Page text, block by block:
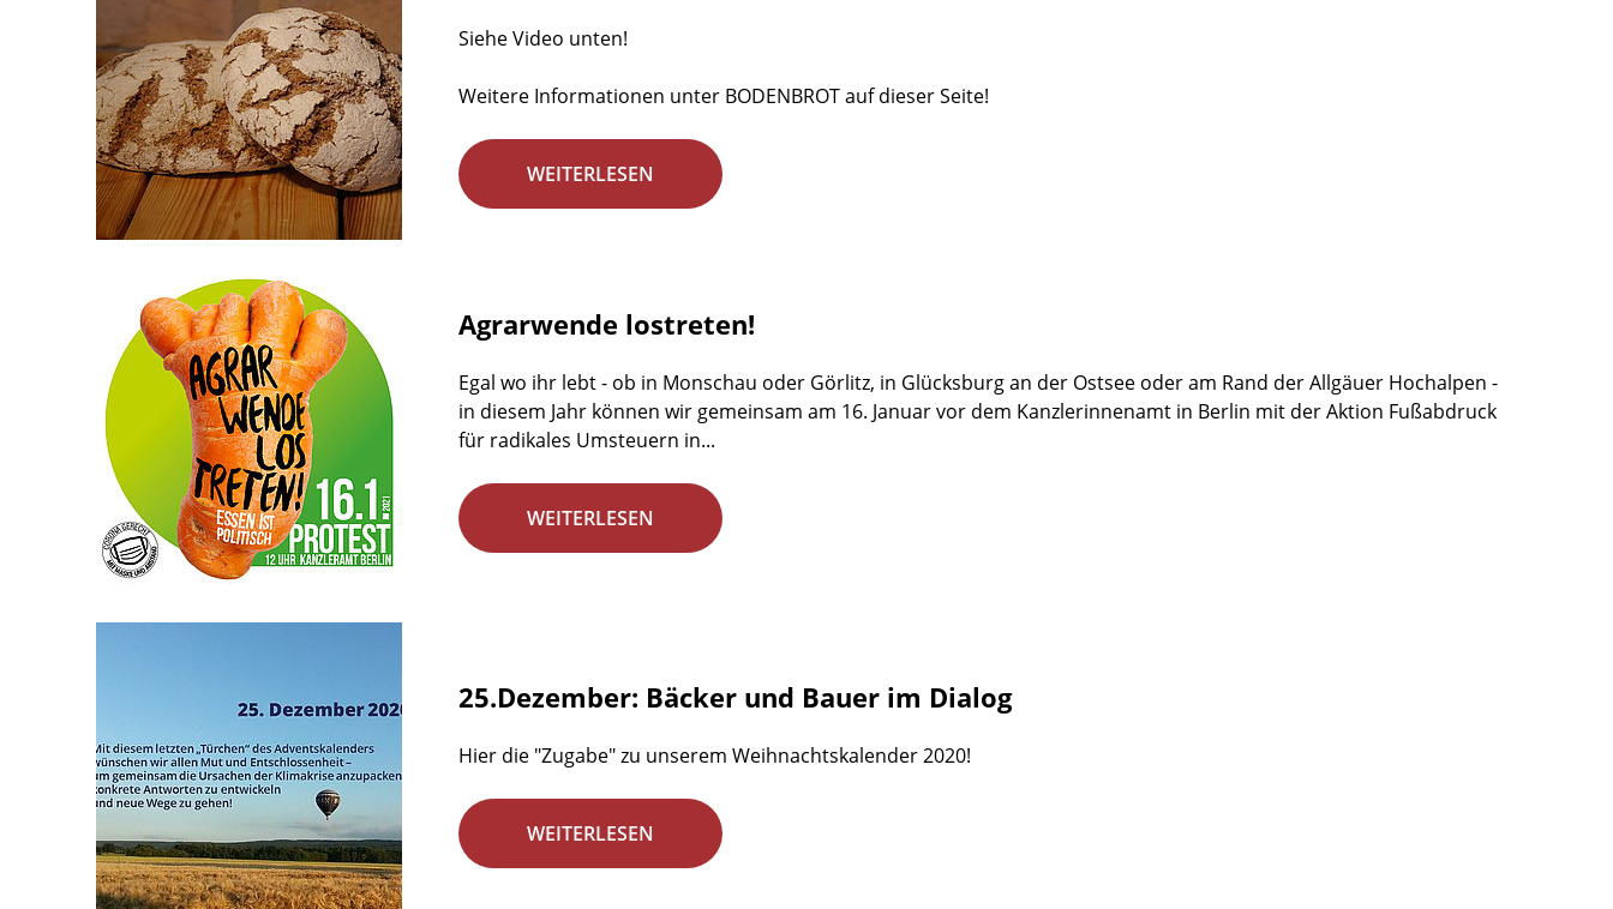
Siehe Video unten!
Weitere Informationen unter BODENBROT auf dieser Seite!
WEITERLESEN
Agrarwende lostreten!
Egal wo ihr lebt - ob in Monschau oder Görlitz, in Glücksburg an der Ostsee oder am Rand der Allgäuer Hochalpen -
in diesem Jahr können wir gemeinsam am 16. Januar vor dem Kanzlerinnenamt in Berlin mit der Aktion Fußabdruck
für radikales Umsteuern in...
WEITERLESEN
25.Dezember: Bäcker und Bauer im Dialog
Hier die "Zugabe" zu unserem Weihnachtskalender 2020!
WEITERLESEN